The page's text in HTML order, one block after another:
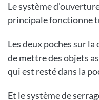
Le système
principale fonctionne
Les deux poches sur
de mettre des objets
qui est resté dans la
Et le système de